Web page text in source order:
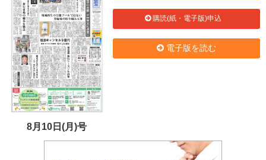
8月10日(月)号
購読(紙・電子版)申込
電子版を読む